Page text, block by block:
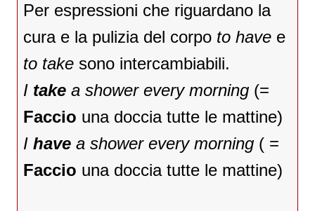
Per espressioni che riguardano la
cura e la pulizia del corpo to have e
to take sono intercambiabili.
I take a shower every morning (=
Faccio una doccia tutte le mattine)
I have a shower every morning ( =
Faccio una doccia tutte le mattine)